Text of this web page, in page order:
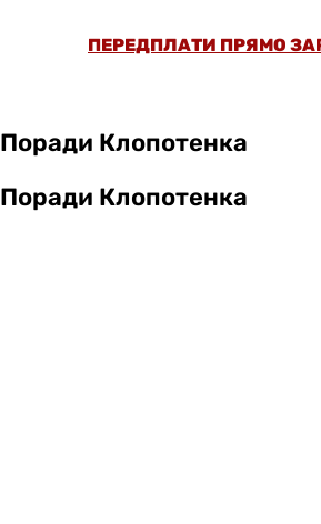
ПЕРЕДПЛАТИ ПРЯМО
Поради Клопотенка
Поради Клопотенка